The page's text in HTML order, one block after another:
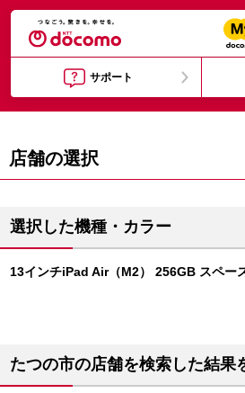
サポート
店舗の選択
選択した機種・カラー
13インチiPad Air（M2） 256GB スペー
たつの市の店舗を検索した結果